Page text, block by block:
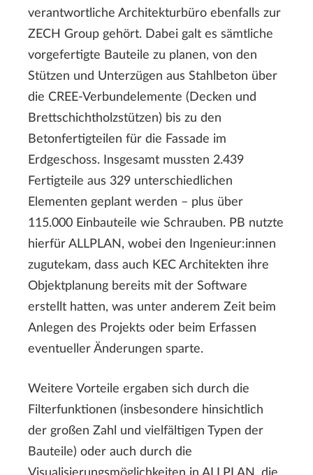
verantwortliche Architekturbüro ebenfalls zur
ZECH Group gehört. Dabei galt es sämtliche
vorgefertigte Bauteile zu planen, von den
Stützen und Unterzügen aus Stahlbeton über
die CREE-Verbundelemente (Decken und
Brettschichtholzstützen) bis zu den
Betonfertigteilen für die Fassade im
Erdgeschoss. Insgesamt mussten 2.439
Fertigteile aus 329 unterschiedlichen
Elementen geplant werden – plus über
115.000 Einbauteile wie Schrauben. PB nutzte
hierfür ALLPLAN, wobei den Ingenieur:innen
zugutekam, dass auch KEC Architekten ihre
Objektplanung bereits mit der Software
erstellt hatten, was unter anderem Zeit beim
Anlegen des Projekts oder beim Erfassen
eventueller Änderungen sparte.
Weitere Vorteile ergaben sich durch die
Filterfunktionen (insbesondere hinsichtlich
der großen Zahl und vielfältigen Typen der
Bauteile) oder auch durch die